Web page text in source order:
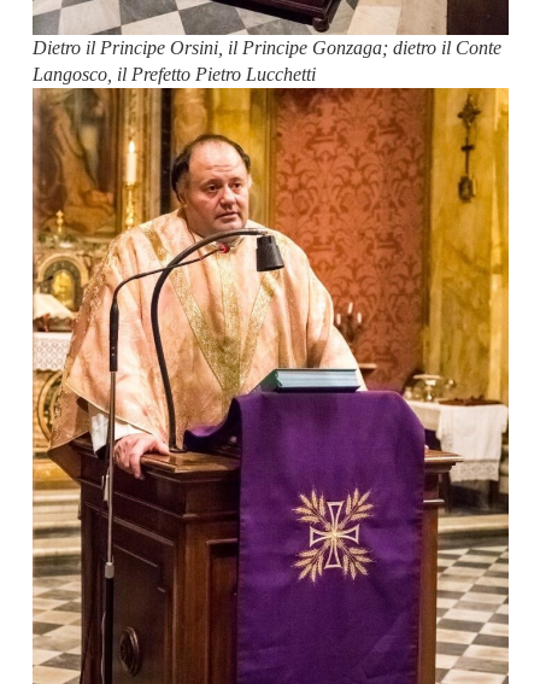
Dietro il Principe Orsini, il Principe Gonzaga; dietro il Conte
Langosco, il Prefetto Pietro Lucchetti